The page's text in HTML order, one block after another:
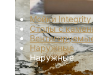
Мойки Integrity
Столы с
Наружные
Наружные